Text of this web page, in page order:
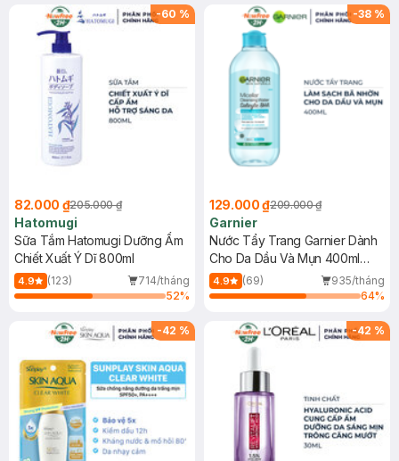
(SL có hạn)
-60 %
82.000 ₫205.000 ₫
Hatomugi
Sữa Tắm Hatomugi Dưỡng Ẩm
Chiết Xuất Ý Dĩ 800ml
4.9 (123)
714/tháng
52%
-38 %
129.000 ₫209.000 ₫
Garnier
Nước Tẩy Trang Garnier Dành
Cho Da Dầu Và Mụn 400ml
(Mới)
4.9 (69)
935/tháng
64%
-42 % -42 %